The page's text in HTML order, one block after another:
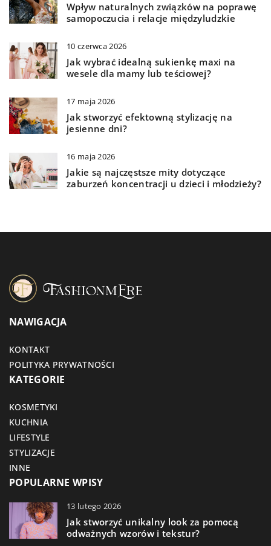
Wpływ naturalnych związków na poprawę
samopoczucia i relacje międzyludzkie
10 czerwca 2026
Jak wybrać idealną sukienkę maxi na
wesele dla mamy lub teściowej?
17 maja 2026
Jak stworzyć efektowną stylizację na
jesienne dni?
16 maja 2026
Jakie są najczęstsze mity dotyczące
zaburzeń koncentracji u dzieci i młodzieży?
NAWIGACJA
KONTAKT
POLITYKA PRYWATNOŚCI
KATEGORIE
KOSMETYKI
KUCHNIA
LIFESTYLE
STYLIZACJE
INNE
POPULARNE WPISY
13 lutego 2026
Jak stworzyć unikalny look za pomocą
odważnych wzorów i tekstur?